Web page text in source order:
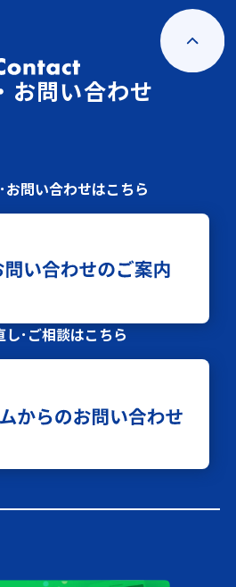
お問い合わせ
お問い合わせはこちら
し･ご相談はこちら